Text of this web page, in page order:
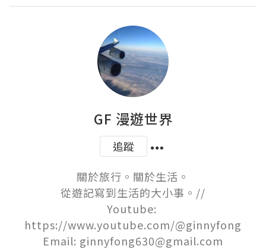
GF 漫遊世界
追蹤
關於旅行。關於生活。
從遊記寫到生活的大小事。//
Youtube:
https://www.youtube.com/@ginnyfong
Email: ginnyfong630@gmail.com